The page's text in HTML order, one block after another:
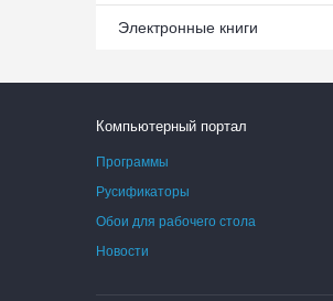
Электронные книги
Компьютерный портал
Программы
Русификаторы
Обои для рабочего стола
Новости